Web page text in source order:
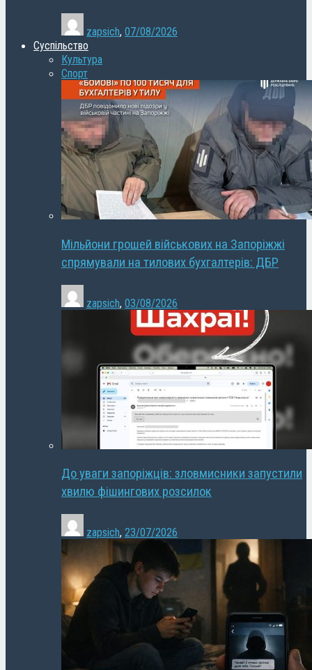
zapsich, 07/08/2026
Суспільство
Культура
Спорт
Мільйони грошей військових на Запоріжжі
спрямували на тилових бухгалтерів: ДБР
zapsich, 03/08/2026
До уваги запоріжців: зловмисники запустили
хвилю фішингових розсилок
zapsich, 23/07/2026